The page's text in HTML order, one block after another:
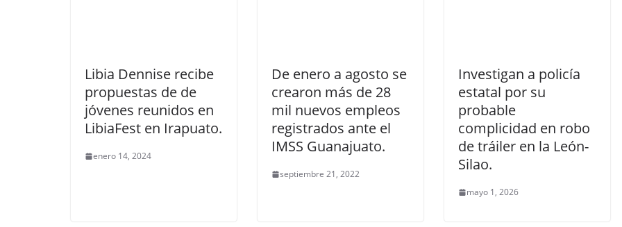
Libia Dennise recibe
propuestas de de
jóvenes reunidos en
LibiaFest en Irapuato.
enero 14, 2024
De enero a agosto se
crearon más de 28
mil nuevos empleos
registrados ante el
IMSS Guanajuato.
septiembre 21, 2022
Investigan a policía
estatal por su
probable
complicidad en robo
de tráiler en la León-
Silao.
mayo 1, 2026